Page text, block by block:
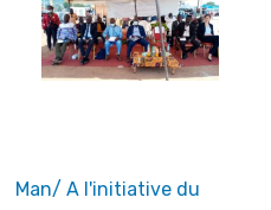
Man/ A l'initiative du